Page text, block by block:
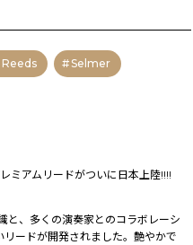
Selmer
ミアムリードがついに日本上陸!!!!
と、多くの演奏家とのコラボレーシ
ードが開発されました。艶やかで